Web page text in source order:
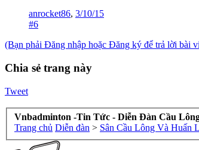
anrocket86, 3/10/15
#6
(Bạn phải Đăng nhập hoặc Đăng ký để trả lời bài
Chia sẻ trang này
Tweet
Vnbadminton -Tin Tức - Diễn Đàn Cầu
Trang chủ Diễn đàn > Sân Cầu Lông Và Huấn